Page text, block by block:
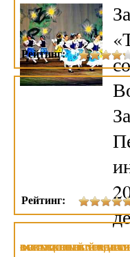
ФОЛЬКЛОРНЫЙ
ЗАСЛУЖЕННЫЙ
Рейтинг:
ОБРАЗЦОВЫЙ ХОР
Рейтинг:
ВОКАЛЬНО-